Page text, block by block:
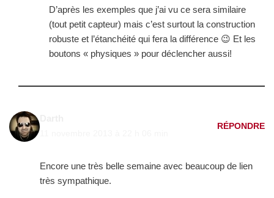
D’après les exemples que j’ai vu ce sera similaire
(tout petit capteur) mais c’est surtout la construction
robuste et l’étanchéité qui fera la différence 😉 Et les
boutons « physiques » pour déclencher aussi!
RÉPONDRE
Encore une très belle semaine avec beaucoup de lien
très sympathique.